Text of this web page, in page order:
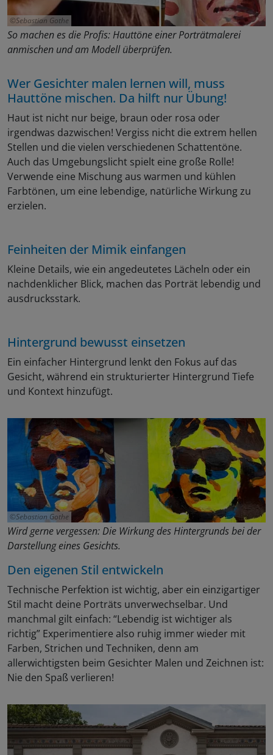
Sebastian Gothe
So machen es die Profis: Hauttöne einer Porträtmalerei
anmischen und am Modell überprüfen.
Wer Gesichter malen lernen will, muss
Hauttöne mischen. Da hilft nur Übung!
Haut ist nicht nur beige, braun oder rosa oder
irgendwas dazwischen! Vergiss nicht die extrem hellen
Stellen und die vielen verschiedenen Schattentöne.
Auch das Umgebungslicht spielt eine große Rolle!
Verwende eine Mischung aus warmen und kühlen
Farbtönen, um eine lebendige, natürliche Wirkung zu
erzielen.
Feinheiten der Mimik einfangen
Kleine Details, wie ein angedeutetes Lächeln oder ein
nachdenklicher Blick, machen das Porträt lebendig und
ausdrucksstark.
Hintergrund bewusst einsetzen
Ein einfacher Hintergrund lenkt den Fokus auf das
Gesicht, während ein strukturierter Hintergrund Tiefe
und Kontext hinzufügt.
Sebastian Gothe
Wird gerne vergessen: Die Wirkung des Hintergrunds bei der
Darstellung eines Gesichts.
Den eigenen Stil entwickeln
Technische Perfektion ist wichtig, aber ein einzigartiger
Stil macht deine Porträts unverwechselbar. Und
manchmal gilt einfach: “Lebendig ist wichtiger als
richtig” Experimentiere also ruhig immer wieder mit
Farben, Strichen und Techniken, denn am
allerwichtigsten beim Gesichter Malen und Zeichnen ist:
Nie den Spaß verlieren!